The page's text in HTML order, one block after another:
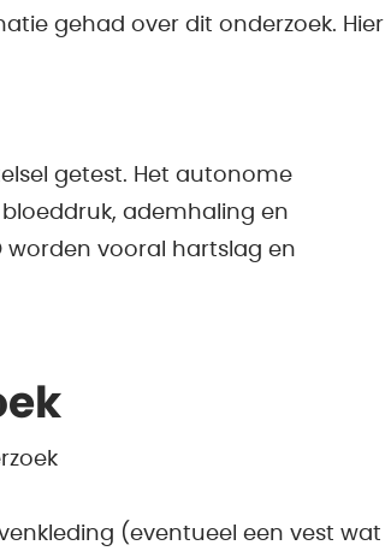
gehad over dit onderzoek. Hier
getest. Het autonome
ademhaling en
worden vooral hartslag en
(eventueel een vest wat